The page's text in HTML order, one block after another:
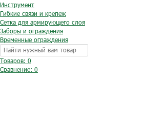
Инструмент
Гибкие связи и крепеж
Сетка для армирующего слоя
Заборы и ограждения
Временные ограждения
Товаров: 0
Сравнение: 0